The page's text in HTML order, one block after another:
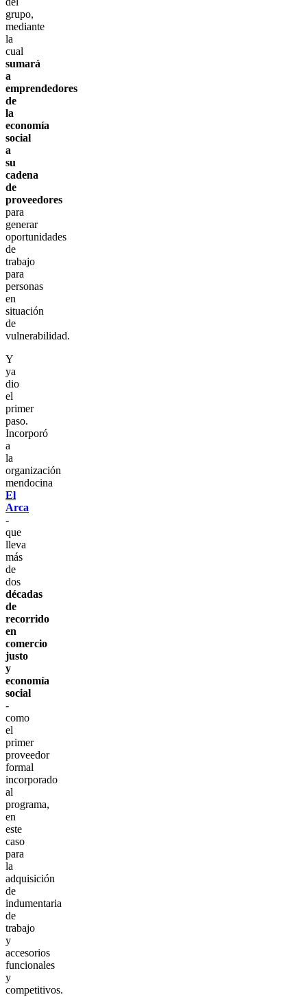
grupo,
mediante
la
cual
sumará
a
emprendedores
de
la
economía
social
a
su
cadena
de
proveedores
para
generar
oportunidades
de
trabajo
para
personas
en
situación
de
vulnerabilidad.
Y
ya
dio
el
primer
paso.
Incorporó
a
la
organización
mendocina
El
Arca
-
que
lleva
más
de
dos
décadas
de
recorrido
en
comercio
justo
y
economía
social
-
como
el
primer
proveedor
formal
incorporado
al
programa,
en
este
caso
para
la
adquisición
de
indumentaria
de
trabajo
y
accesorios
funcionales
y
competitivos.